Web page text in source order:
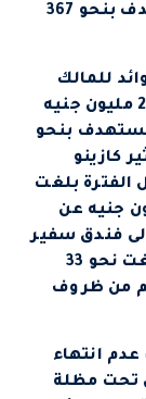
مليون جنيه وبنسبة 47%، وعن المستهدف بنحو 367
للمالك
بلغت نحو 911 مليون جنيه بزيادة نحو 255 مليون جنيه
39% وعن المستهدف بنحو
تأثير كازينو
الفترة بلغت
جنيه بزيادة نحو 192 مليون جنيه عن
، بالإضافة إلى فندق سفير
دهب والذى حقق صافي عوائد للمالك بلغت نحو 33
من ظروف
انتهاء
تحت مظلة